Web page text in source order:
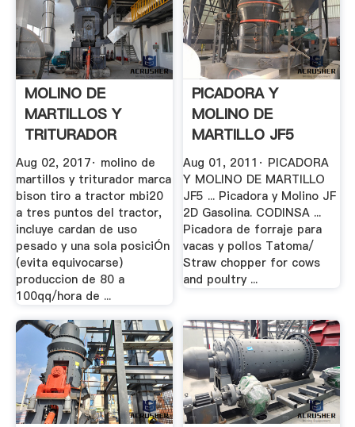
MOLINO DE
MARTILLOS Y
TRITURADOR
MARCA BISON TIRO
A .
Aug 02, 2017· molino de
martillos y triturador marca
bison tiro a tractor mbi20
a tres puntos del tractor,
incluye cardan de uso
pesado y una sola posiciÓn
(evita equivocarse)
produccion de 80 a
100qq/hora de ...
PICADORA Y
MOLINO DE
MARTILLO JF5
YouTube
Aug 01, 2011· PICADORA
Y MOLINO DE MARTILLO
JF5 ... Picadora y Molino JF
2D Gasolina. CODINSA ...
Picadora de forraje para
vacas y pollos Tatoma/
Straw chopper for cows
and poultry ...